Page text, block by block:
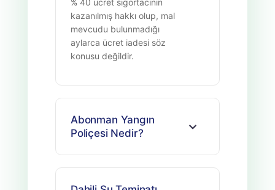
% 40 ücret sigortacının
kazanılmış hakkı olup, mal
mevcudu bulunmadığı
aylarca ücret iadesi söz
konusu değildir.
Abonman Yangın
Poliçesi Nedir?